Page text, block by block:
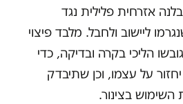
אזרחית פלילית נגד
ליישוב ולחבל. מלבד פיצוי
הליכי בקרה ובדיקה, כדי
על עצמו, וכן שתיבדק
בצינור.